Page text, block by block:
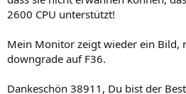
2600 CPU unterstützt!
Mein Monitor zeigt wieder ein Bild,
downgrade auf F36.
Dankeschön 38911, Du bist der